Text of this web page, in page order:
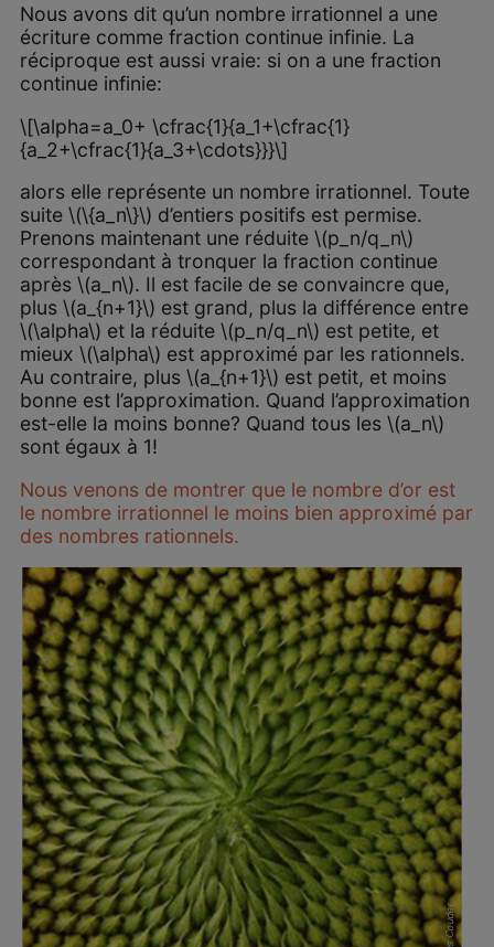
Nous avons dit qu’un nombre irrationnel a une
écriture comme fraction continue infinie. La
réciproque est aussi vraie: si on a une fraction
continue infinie:
\[\alpha=a_0+ \cfrac{1}{a_1+\cfrac{1}
{a_2+\cfrac{1}{a_3+\cdots}}}\]
alors elle représente un nombre irrationnel. Toute
suite \(\{a_n\}\) d’entiers positifs est permise.
Prenons maintenant une réduite \(p_n/q_n\)
correspondant à tronquer la fraction continue
après \(a_n\). Il est facile de se convaincre que,
plus \(a_{n+1}\) est grand, plus la différence entre
\(\alpha\) et la réduite \(p_n/q_n\) est petite, et
mieux \(\alpha\) est approximé par les rationnels.
Au contraire, plus \(a_{n+1}\) est petit, et moins
bonne est l’approximation. Quand l’approximation
est-elle la moins bonne? Quand tous les \(a_n\)
sont égaux à 1!
Nous venons de montrer que le nombre d’or est
le nombre irrationnel le moins bien approximé par
des nombres rationnels.